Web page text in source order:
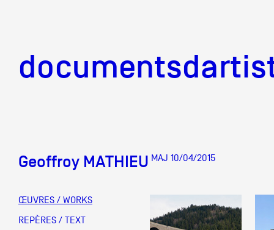
Mission
Geoffroy MATHIEU MAJ 10/04/2015
ŒUVRES / WORKS
REPÈRES / TEXT